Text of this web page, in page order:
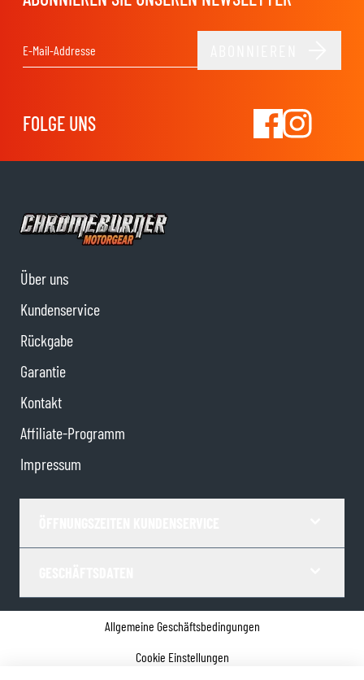
FOLGE UNS
Über uns
Kundenservice
Rückgabe
Garantie
Kontakt
Affiliate-Programm
Impressum
Allgemeine Geschäftsbedingungen
Cookie Einstellungen